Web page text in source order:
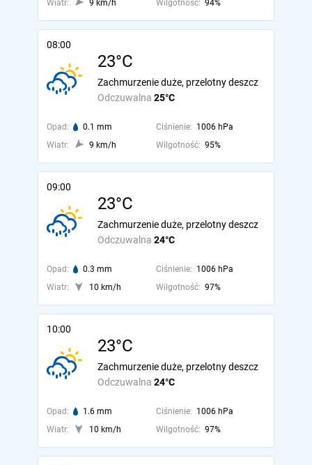
Wiatr: 9 km/h Wilgotność: 94%
08:00
23°C
Odczuwalna 25°C
Zachmurzenie duże, przelotny deszcz
Opad: 0.1 mm Ciśnienie: 1006 hPa
Wiatr:
9 km/h Wilgotność: 95%
09:00
23°C
Odczuwalna 24°C
Zachmurzenie duże, przelotny deszcz
Opad: 0.3 mm Ciśnienie: 1006 hPa
Wiatr:
10 km/h Wilgotność: 97%
10:00
23°C
Odczuwalna 24°C
Zachmurzenie duże, przelotny deszcz
Opad: 1.6 mm Ciśnienie: 1006 hPa
Wiatr:
10 km/h Wilgotność: 97%